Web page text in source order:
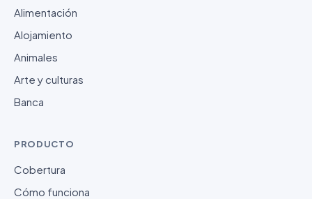
Alimentación
Alojamiento
Animales
Arte y culturas
Banca
PRODUCTO
Cobertura
Cómo funciona